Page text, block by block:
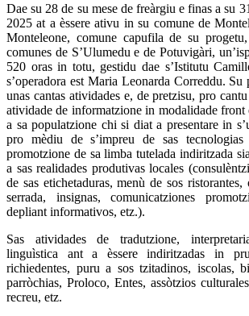
Dae su 28 de su mese de freàrgiu e finas a su
2025 at a èssere ativu in su comune de
Monteleone, comune capufila de su
comunes de S’Ulumedu e de Potuvigàri,
520 oras in totu, gestidu dae s’Istitutu
s’operadora est Maria Leonarda Correddu. Su
unas cantas atividades e, de pretzisu, pro
atividade de informatzione in modalidade
a sa populatzione chi si diat a presentare in
pro mèdiu de s’impreu de sas
promotzione de sa limba tutelada indiritzada
a sas realidades produtivas locales
de sas etichetaduras, menù de sos
serrada, insignas, comunicatziones
depliant informativos, etz.).
Sas atividades de tradutzione,
linguìstica ant a èssere indiritzadas in
richiedentes, puru a sos tzitadinos, iscolas,
parròchias, Proloco, Entes, assòtzios
recreu, etz.